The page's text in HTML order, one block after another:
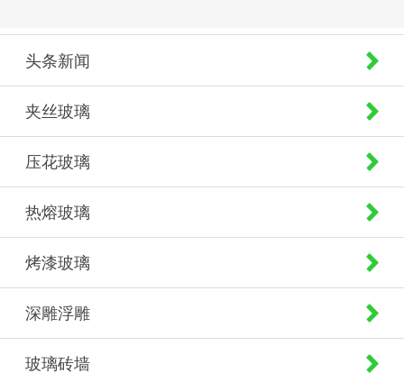
头条新闻
夹丝玻璃
压花玻璃
热熔玻璃
烤漆玻璃
深雕浮雕
玻璃砖墙